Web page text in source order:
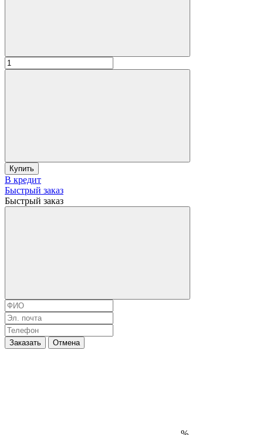
Купить
В кредит
Быстрый заказ
Быстрый заказ
Заказать Отмена